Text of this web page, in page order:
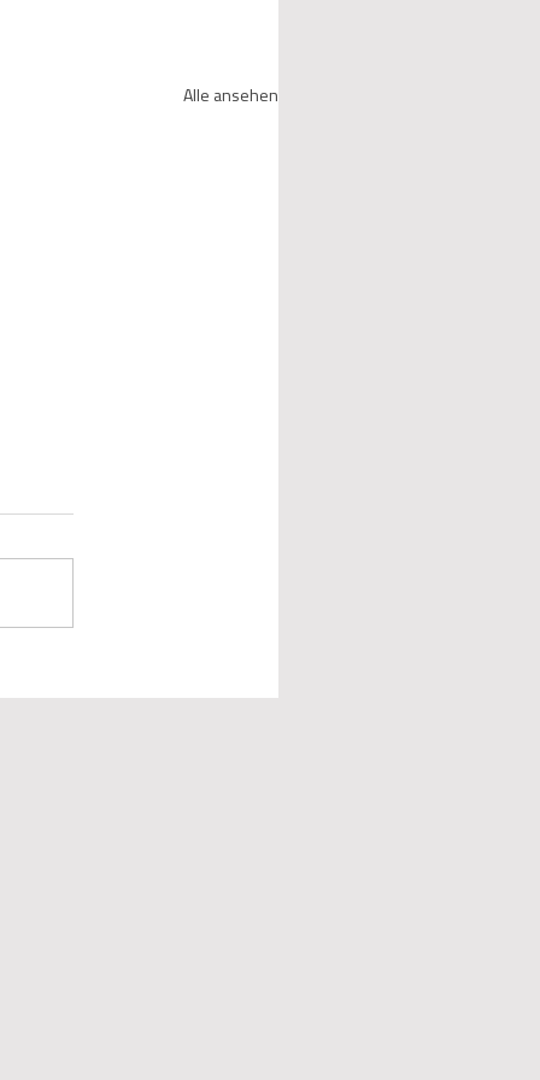
Alle ansehen